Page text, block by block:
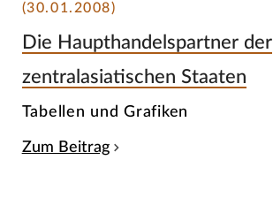
(30.01.2008)
Die Haupthandelspartner der
zentralasiatischen Staaten
Tabellen und Grafiken
Zum Beitrag